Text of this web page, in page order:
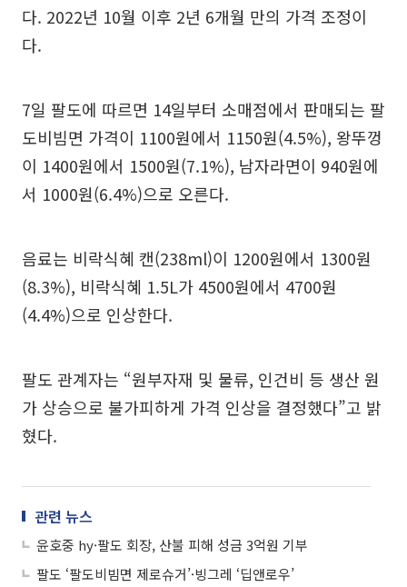
다. 2022년 10월 이후 2년 6개월 만의 가격 조정이
다.
7일 팔도에 따르면 14일부터 소매점에서 판매되는 팔
도비빔면 가격이 1100원에서 1150원(4.5%), 왕뚜껑
이 1400원에서 1500원(7.1%), 남자라면이 940원에
서 1000원(6.4%)으로 오른다.
음료는 비락식혜 캔(238ml)이 1200원에서 1300원
(8.3%), 비락식혜 1.5L가 4500원에서 4700원
(4.4%)으로 인상한다.
팔도 관계자는 “원부자재 및 물류, 인건비 등 생산 원
가 상승으로 불가피하게 가격 인상을 결정했다”고 밝
혔다.
관련 뉴스
윤호중 hy·팔도 회장, 산불 피해 성금 3억원 기부
팔도 ‘팔도비빔면 제로슈거’·빙그레 ‘딥앤로우’